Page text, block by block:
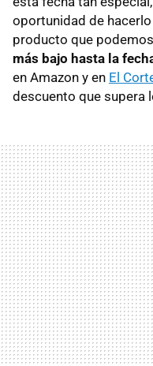
oportunidad de
producto que podemos
más bajo hasta la
en Amazon y en El
descuento que supera